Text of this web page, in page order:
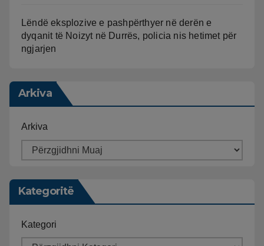
Lëndë eksplozive e pashpërthyer në derën e
dyqanit të Noizyt në Durrës, policia nis hetimet për
ngjarjen
Arkiva
Arkiva
Kategoritë
Kategori